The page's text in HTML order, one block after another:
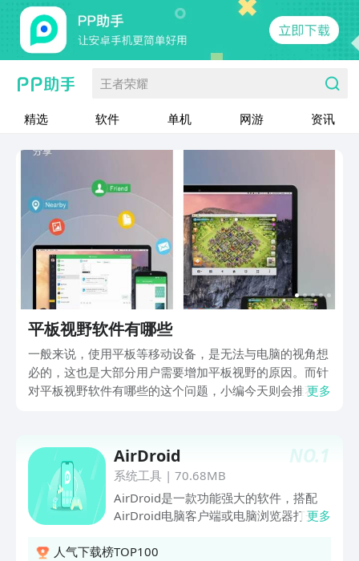
王者荣耀
精选 软件 单机 网游 资讯
平板视野软件有哪些
一般来说，使用平板等移动设备，是无法与电脑的视角想
必的，这也是大部分用户需要增加平板视野的原因。而针
对平板视野软件有哪些的这个问题，小编今天则会推荐多
速上手使用。
更多
NO.1
AirDroid
系统工具| 70.68MB
AirDroid是一款功能强大的软件，搭配
AirDroid电脑客户端或电脑浏览器打开
线，轻松实现电脑对手机的管理。不仅可
更多
人气下载榜TOP100